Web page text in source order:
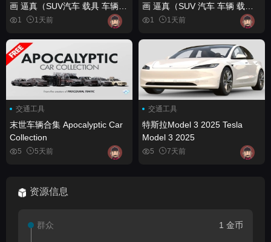
画 逼真（SUV汽车 载具 车辆
驾驶） SUV 03 Driveable
Vehicle Cars Vehicles Drive )
1 1天前
画 逼真（SUV 汽车 车辆 载具
驾驶） SUV 02 Driveable
Vehicle Cars Vehicles Drive )
1 1天前
交通工具
末世车辆合集 Apocalyptic Car
Collection
5 5天前
交通工具
特斯拉Model 3 2025 Tesla
Model 3 2025
5 7天前
资源信息
群众 1 金币